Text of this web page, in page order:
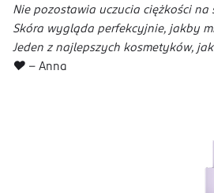
Nie pozostawia uczucia ciężkości na
Skóra wygląda perfekcyjnie, jakby
Jeden z najlepszych kosmetyków,
❤️ - Anna